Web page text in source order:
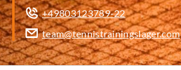
+49803123789-22
team@tennistrainingslager.com